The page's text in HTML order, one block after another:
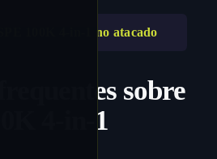
100K 4-in-1 no atacado
sobre
4-in-1